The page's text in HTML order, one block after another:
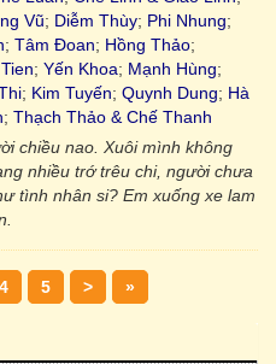
Vũ; Diễm Thùy; Phi Nhung;
; Tâm Đoan; Hồng Thảo;
; Yến Khoa; Mạnh Hùng;
; Kim Tuyến; Quynh Dung; Hà
; Thạch Thảo & Chế Thanh
chiều nao. Xuôi mình không
nhiều trớ trêu chi, người chưa
tình nhân si? Em xuống xe lam
4 5 > »